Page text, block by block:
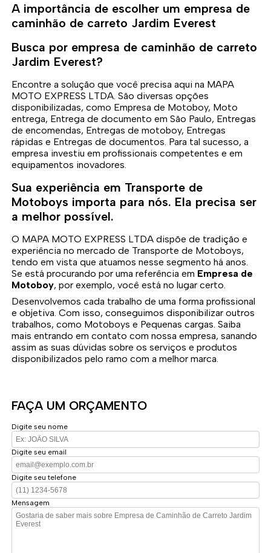
A importância de escolher um empresa de
caminhão de carreto Jardim Everest
Busca por empresa de caminhão de carreto
Jardim Everest?
Encontre a solução que você precisa aqui na MAPA
MOTO EXPRESS LTDA. São diversas opções
disponibilizadas, como Empresa de Motoboy, Moto
entrega, Entrega de documento em São Paulo, Entregas
de encomendas, Entregas de motoboy, Entregas
rápidas e Entregas de documentos. Para tal sucesso, a
empresa investiu em profissionais competentes e em
equipamentos inovadores.
Sua experiência em Transporte de
Motoboys importa para nós. Ela precisa ser
a melhor possível.
O MAPA MOTO EXPRESS LTDA dispõe de tradição e
experiência no mercado de Transporte de Motoboys,
tendo em vista que atuamos nesse segmento há anos.
Se está procurando por uma referência em Empresa de
Motoboy, por exemplo, você está no lugar certo.
Desenvolvemos cada trabalho de uma forma profissional
e objetiva. Com isso, conseguimos disponibilizar outros
trabalhos, como Motoboys e Pequenas cargas. Saiba
mais entrando em contato com nossa empresa, sanando
assim as suas dúvidas sobre os serviços e produtos
disponibilizados pelo ramo com a melhor marca.
FAÇA UM ORÇAMENTO
Digite seu nome
Digite seu email
Digite seu telefone
Mensagem